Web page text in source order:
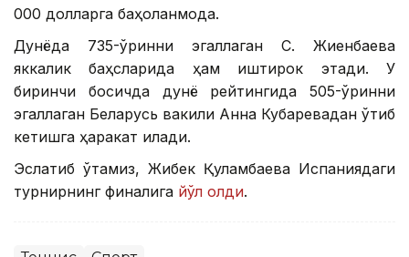
000 долларга баҳоланмоқда.
Дунёда 735-ўринни эгаллаган С. Жиенбаева
яккалик баҳсларида ҳам иштирок этади. У
биринчи босқичда дунё рейтингида 505-ўринни
эгаллаган Беларусь вакили Анна Кубаревадан ўтиб
кетишга ҳаракат қилади.
Эслатиб ўтамиз, Жибек Қуламбаева Испаниядаги
турнирнинг финалига йўл олди.